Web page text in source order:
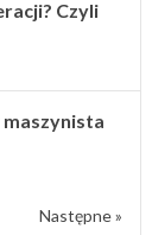
Czyli
maszynista
Następne »